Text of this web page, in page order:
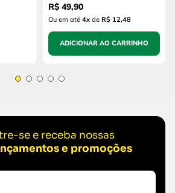
R$ 49,90
Ou em até 4x de R$ 12,48
ADICIONAR AO CARRINHO
se e receba nossas
e promoções